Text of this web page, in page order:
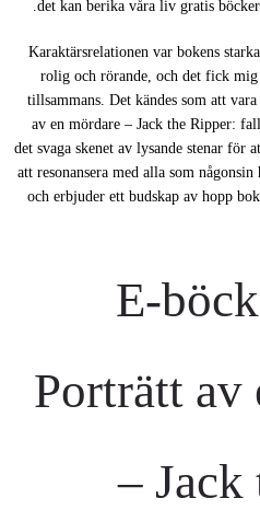
det kan berika våra liv gratis
Karaktärsrelationen var bokens
rolig och rörande, och det fick mig
tillsammans. Det kändes som att
av en mördare – Jack the Ripper:
det svaga skenet av lysande stenar för
att resonansera med alla som
och erbjuder ett budskap av hopp
E-
Porträtt av
– Jack